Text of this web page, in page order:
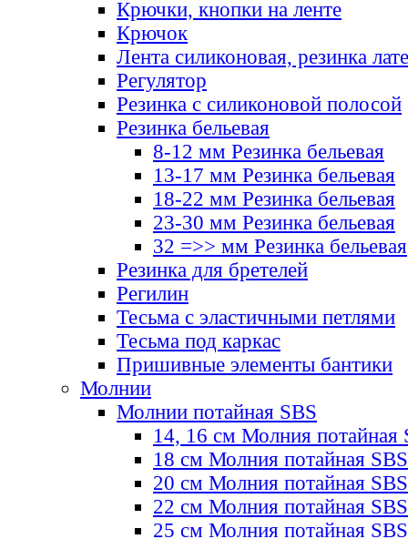
Крючки, кнопки на ленте
Крючок
Лента силиконовая, резинка
Регулятор
Резинка с силиконовой полосой
Резинка бельевая
8-12 мм Резинка бельевая
13-17 мм Резинка бельевая
18-22 мм Резинка бельевая
23-30 мм Резинка бельевая
32 =>> мм Резинка бельевая
Резинка для бретелей
Регилин
Тесьма с эластичными петлями
Тесьма под каркас
Пришивные элементы бантики
Молнии
Молнии потайная SBS
14, 16 см Молния потайная
18 см Молния потайная SBS
20 см Молния потайная SBS
22 см Молния потайная SBS
25 см Молния потайная SBS